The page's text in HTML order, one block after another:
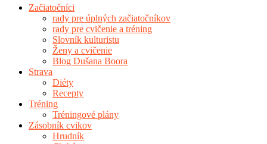
Začiatočníci
rady pre úplných začiatočníkov
rady pre cvičenie a tréning
Slovník kulturistu
Ženy a cvičenie
Blog Dušana Boora
Strava
Diéty
Recepty
Tréning
Tréningové plány
Zásobník cvikov
Hrudník